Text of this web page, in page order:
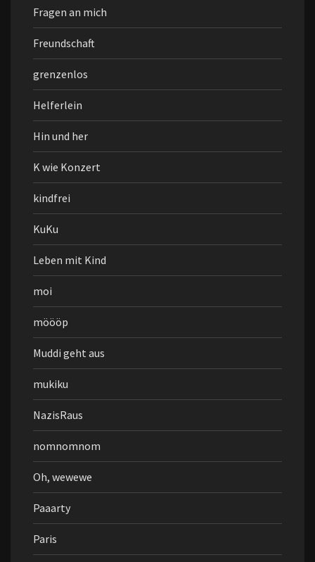
Fragen an mich
Freundschaft
grenzenlos
Helferlein
Hin und her
K wie Konzert
kindfrei
KuKu
Leben mit Kind
moi
möööp
Muddi geht aus
mukiku
NazisRaus
nomnomnom
Oh, wewewe
Paaarty
Paris